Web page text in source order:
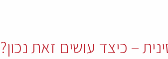
– כיצד עושים זאת נכון?